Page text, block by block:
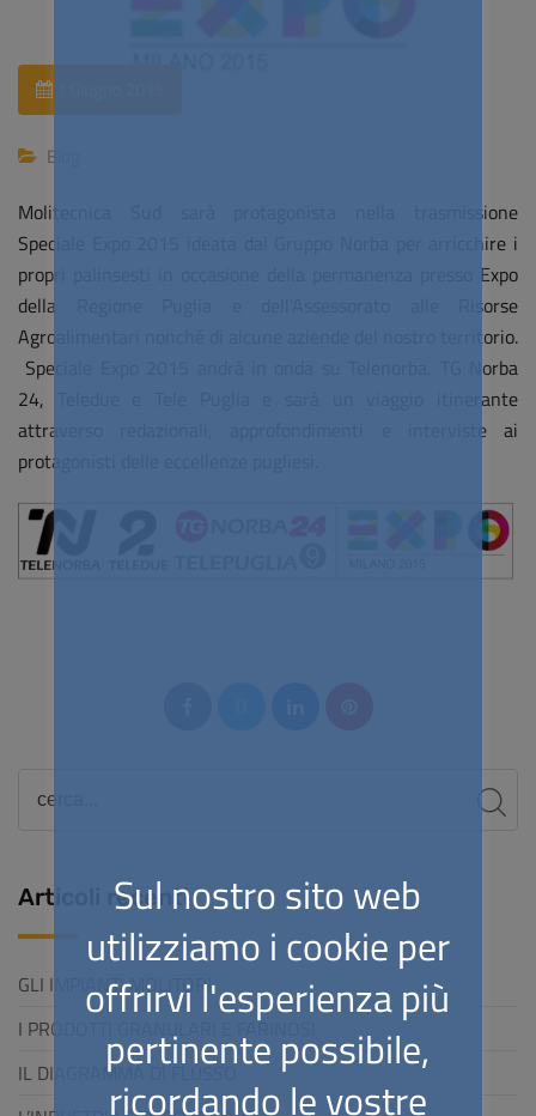
Blog
Molitecnica Sud sarà protagonista nella trasmissione
Speciale Expo 2015 ideata dal Gruppo Norba per arricchire i
propri palinsesti in occasione della permanenza presso Expo
della Regione Puglia e dell’Assessorato alle Risorse
Agroalimentari nonché di alcune aziende del nostro territorio.
Speciale Expo 2015 andrà in onda su Telenorba, TG Norba
24, Teledue e Tele Puglia e sarà un viaggio itinerante
attraverso redazionali, approfondimenti e interviste ai
protagonisti delle eccellenze pugliesi.
Articoli recenti
GLI IMPIANTI MOLITORI
I PRODOTTI GRANULARI E FARINOSI
IL DIAGRAMMA DI FLUSSO
Sul nostro sito web
utilizziamo i cookie per
offrirvi l'esperienza più
pertinente possibile,
ricordando le vostre